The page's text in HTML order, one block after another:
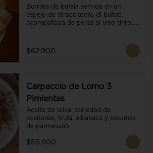
Burrata de bufala servida en un
espejo de stracciatella di bufala,
acompañada de peras al vino tinto,
pesto y reducción de balsámico.
$62.900
Carpaccio de Lomo 3
Pimientas
Aceite de oliva, variedad de
aceitunas, trufa, albahaca y escamas
de parmesano.
$59.900